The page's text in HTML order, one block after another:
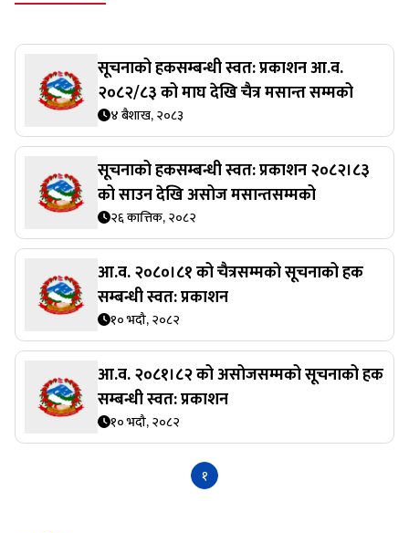
सूचनाको हकसम्बन्धी स्वत: प्रकाशन आ.व.
२०८२/८३ को माघ देखि चैत्र मसान्त सम्मको
४ बैशाख, २०८३
सूचनाको हकसम्बन्धी स्वत: प्रकाशन २०८२।८३
को साउन देखि असोज मसान्तसम्मको
२६ कात्तिक, २०८२
आ.व. २०८०।८१ को चैत्रसम्मको सूचनाको हक
सम्बन्धी स्वत: प्रकाशन
१० भदौ, २०८२
आ.व. २०८१।८२ को असोजसम्मको सूचनाको हक
सम्बन्धी स्वत: प्रकाशन
१० भदौ, २०८२
१